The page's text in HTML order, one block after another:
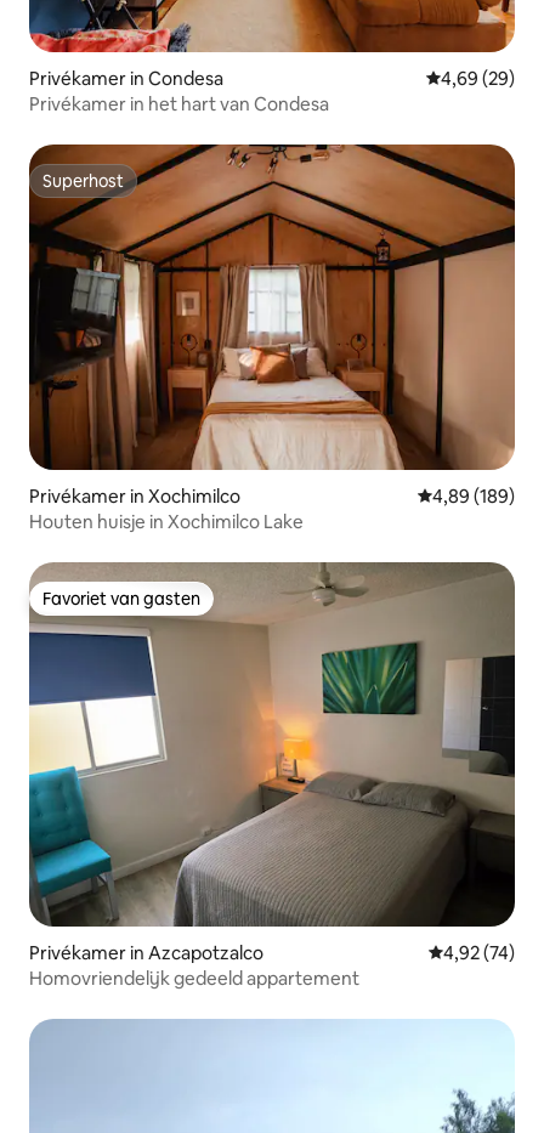
Privékamer in Condesa Gemiddelde
4,69 (29)
Privékamer in het hart van Condesa
Superhost
Superhost
Privékamer in Xochimilco Gemiddelde
4,89 (189)
Houten huisje in Xochimilco Lake
Favoriet van gasten
Favoriet van gasten
Privékamer in Azcapotzalco Gemiddelde
4,92 (74)
Homovriendelijk gedeeld appartement